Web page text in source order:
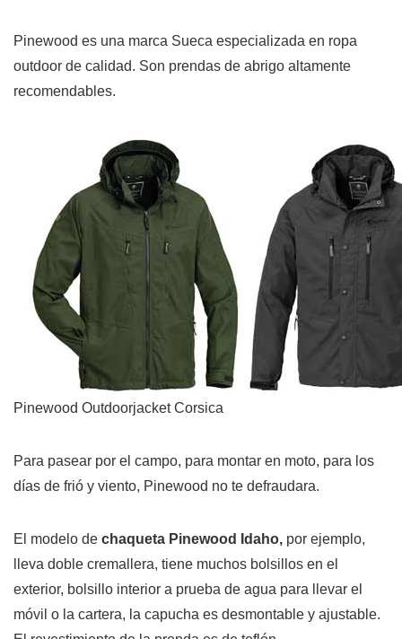
Pinewood es una marca Sueca especializada en ropa
outdoor de calidad. Son prendas de abrigo altamente
recomendables.
Pinewood Outdoorjacket Corsica
Para pasear por el campo, para montar en moto, para los
días de frió y viento, Pinewood no te defraudara.
El modelo de chaqueta Pinewood Idaho, por ejemplo,
lleva doble cremallera, tiene muchos bolsillos en el
exterior, bolsillo interior a prueba de agua para llevar el
móvil o la cartera, la capucha es desmontable y ajustable.